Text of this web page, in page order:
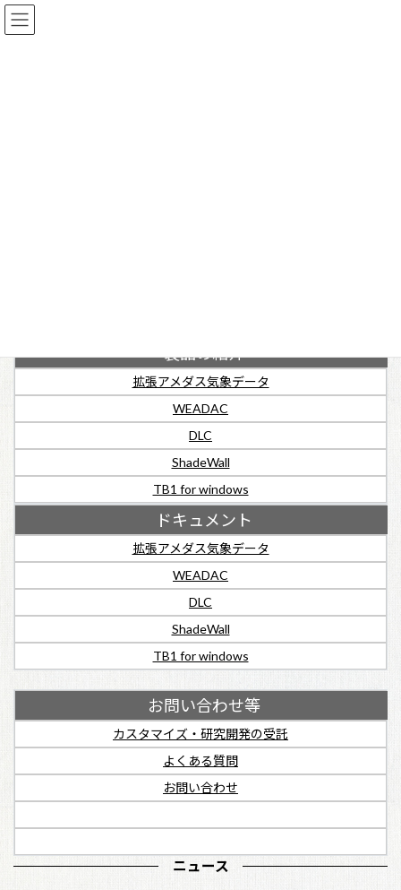
コ
ン
ナ
ビ
製品の紹介
拡張アメダス気象データ
WEADAC
DLC
ShadeWall
TB1 for windows
ドキュメント
拡張アメダス気象データ
WEADAC
DLC
ShadeWall
TB1 for windows
お問い合わせ等
カスタマイズ・研究開発の受託
よくある質問
お問い合わせ
ニュース